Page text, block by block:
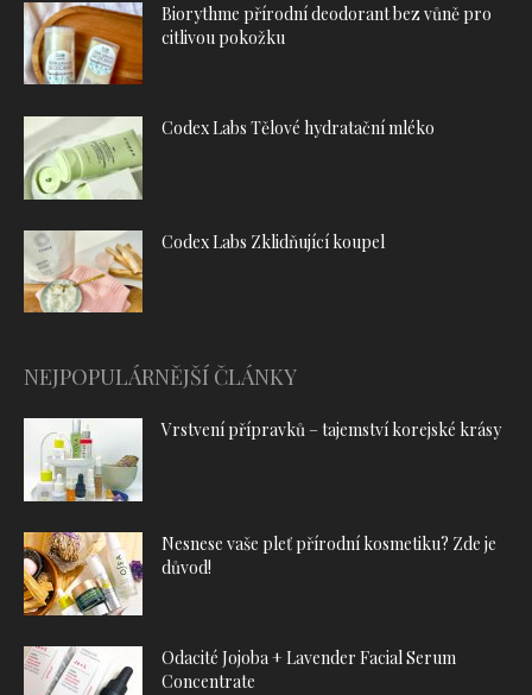
Biorythme přírodní deodorant bez vůně pro
citlivou pokožku
Codex Labs Tělové hydratační mléko
Codex Labs Zklidňující koupel
NEJPOPULÁRNĚJŠÍ ČLÁNKY
Vrstvení přípravků – tajemství korejské krásy
Nesnese vaše pleť přírodní kosmetiku? Zde je
důvod!
Odacité Jojoba + Lavender Facial Serum
Concentrate